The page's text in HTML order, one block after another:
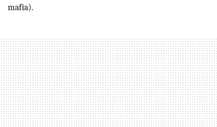
mafia).